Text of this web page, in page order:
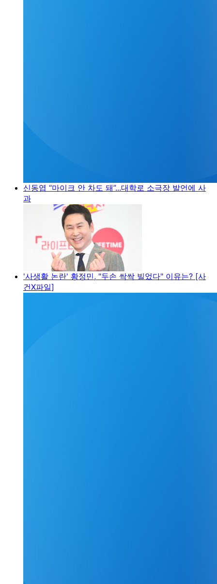
신동엽 “마이크 안 차도 돼”...대학로 소극장 발언에 사
과
'사생활 논란' 황정민, "두손 싹싹 빌었다" 이유는? [사
건X파일]